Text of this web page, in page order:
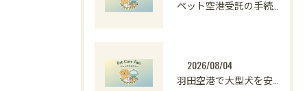
2026/08/04